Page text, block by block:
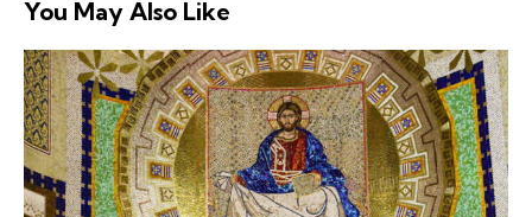
You May Also Like